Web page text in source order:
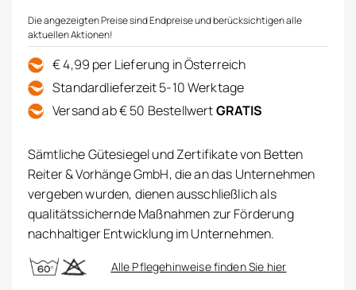
Die angezeigten Preise sind Endpreise und berücksichtigen alle
aktuellen Aktionen!
€ 4,99 per Lieferung in Österreich
Standardlieferzeit 5-10 Werktage
Versand ab € 50 BestellwertGRATIS
Sämtliche Gütesiegel und Zertifikate von Betten
Reiter & Vorhänge GmbH, die an das Unternehmen
vergeben wurden, dienen ausschließlich als
qualitätssichernde Maßnahmen zur Förderung
nachhaltiger Entwicklung im Unternehmen.
Alle Pflegehinweise finden Sie hier